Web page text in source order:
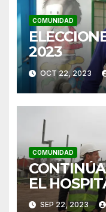
COMUNIDAD
2023
OCT 22, 2023
COMUNIDAD
EL
ACOSTA
SEP 22, 2023